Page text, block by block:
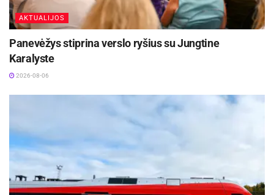
AKTUALIJOS
Panevėžys stiprina verslo ryšius su Jungtine
Karalyste
2026-08-06